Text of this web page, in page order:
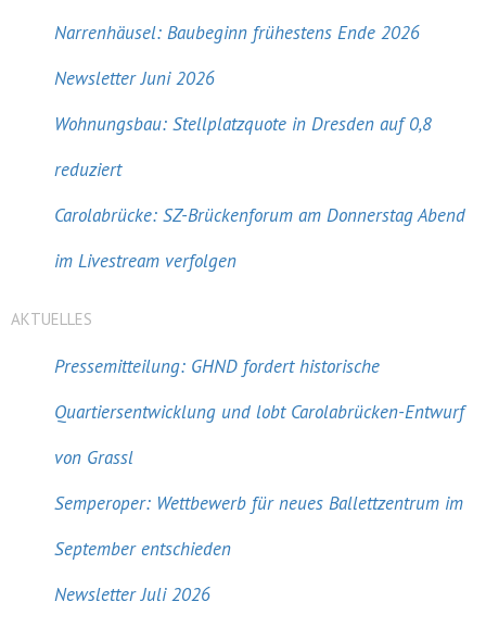
Narrenhäusel: Baubeginn frühestens Ende 2026
Newsletter Juni 2026
Wohnungsbau: Stellplatzquote in Dresden auf 0,8
reduziert
Carolabrücke: SZ-Brückenforum am Donnerstag Abend
im Livestream verfolgen
AKTUELLES
Pressemitteilung: GHND fordert historische
Quartiersentwicklung und lobt Carolabrücken-Entwurf
von Grassl
Semperoper: Wettbewerb für neues Ballettzentrum im
September entschieden
Newsletter Juli 2026